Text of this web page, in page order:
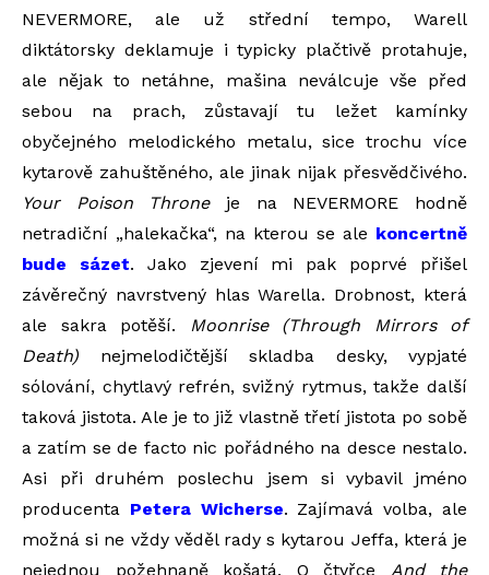
NEVERMORE, ale už střední tempo, Warell
diktátorsky deklamuje i typicky plačtivě protahuje,
ale nějak to netáhne, mašina neválcuje vše před
sebou na prach, zůstavají tu ležet kamínky
obyčejného melodického metalu, sice trochu více
kytarově zahuštěného, ale jinak nijak přesvědčivého.
Your Poison Throneje na NEVERMORE hodně
netradiční „halekačka“, na kterou se ale koncertně
bude sázet. Jako zjevení mi pak poprvé přišel
závěrečný navrstvený hlas Warella. Drobnost, která
ale sakra potěší.
Moonrise (Through Mirrors of
Death) nejmelodičtější skladba desky, vypjaté
sólování, chytlavý refrén, svižný rytmus, takže další
taková jistota. Ale je to již vlastně třetí jistota po sobě
a zatím se de facto nic pořádného na desce nestalo.
Asi při druhém poslechu jsem si vybavil jméno
producenta Petera Wicherse. Zajímavá volba, ale
možná si ne vždy věděl rady s kytarou Jeffa, která je
nejednou požehnaně košatá. O čtyřce And the